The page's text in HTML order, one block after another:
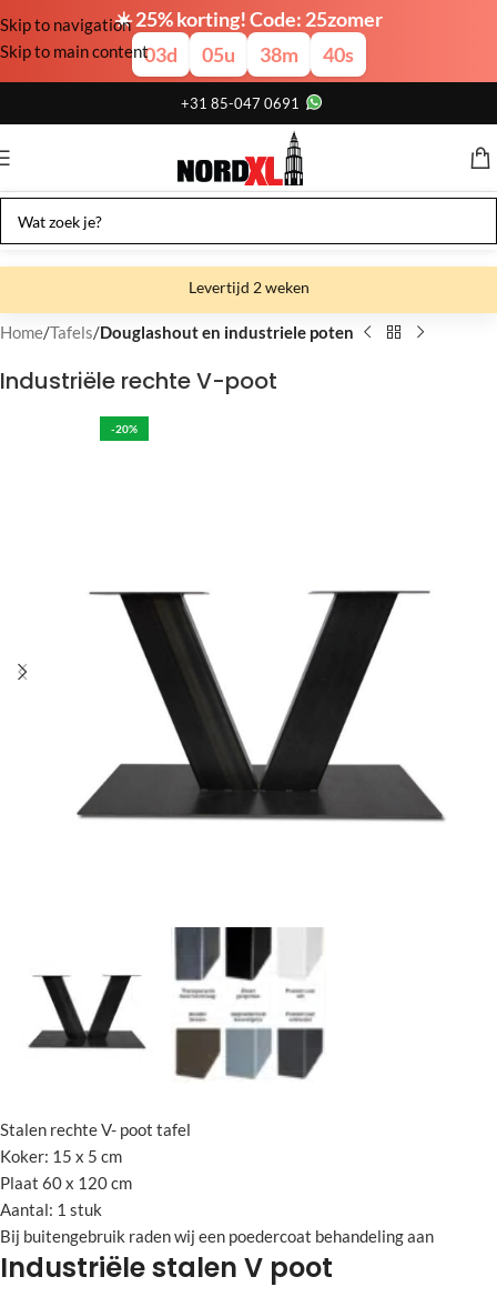
☀️ 25% korting! Code: 25zomer
03d 05u 38m 39s
Skip to navigation
Skip to main content
+31 85-047 0691
Levertijd 2 weken
Gratis verzending
Gratis afhalen
Home Tafels Douglashout en industriele poten
Industriële rechte V-poot
-20%
Stalen rechte V- poot tafel
Koker: 15 x 5 cm
Plaat 60 x 120 cm
Aantal: 1 stuk
Bij buitengebruik raden wij een poedercoat behandeling aan
Industriële stalen V poot